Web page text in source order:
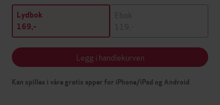
Lydbok
169,-
Ebok
119,-
Legg i handlekurven
Kan spilles i våre gratis apper for iPhone/iPad og Android